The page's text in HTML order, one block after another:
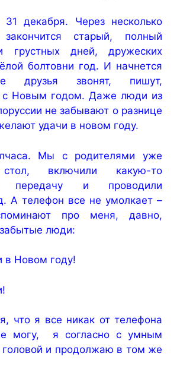
декабря. Через несколько
старый, полный
грустных дней, дружеских
болтовни год. И начнется
друзья звонят, пишут,
с Новым годом. Даже люди из
не забывают о разнице
удачи в новом году.
Мы с родителями уже
включили какую-то
передачу и проводили
А телефон все не умолкает –
про меня, давно,
люди:
в Новом году!
что я все никак от телефона
могу, я согласно с умным
и продолжаю в том же